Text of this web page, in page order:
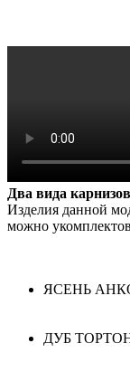
Два вида карнизов
Изделия данной
можно
ЯСЕНЬ
ДУБ